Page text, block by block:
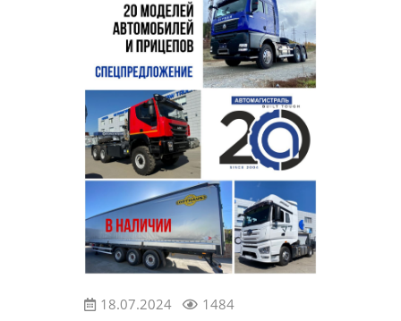
18.07.2024
1484